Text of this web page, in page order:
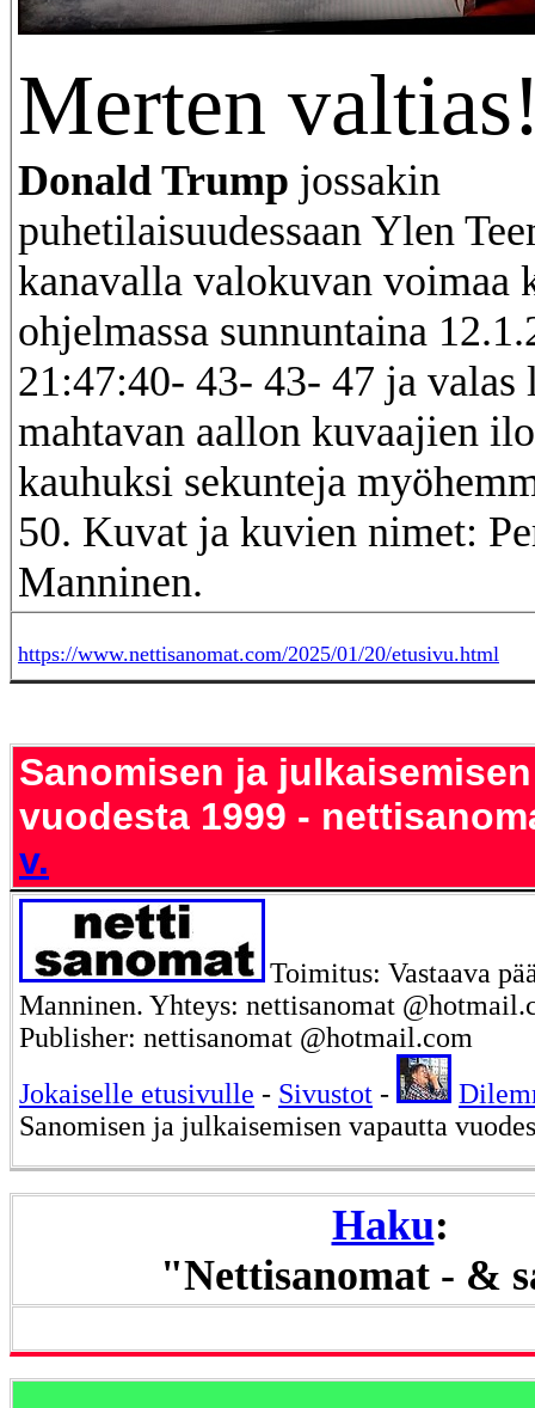
Merten
Donald Trump jossakin
puhetilaisuudessaan Ylen
kanavalla valokuvan voimaa
ohjelmassa sunnuntaina
21:47:40- 43- 43- 47 ja valas
mahtavan aallon kuvaajien
kauhuksi sekunteja
50. Kuvat ja kuvien nimet:
Manninen.
https://www.nettisanomat.com/2025/01/20/etusivu.html
Sanomisen ja
vuodesta 1999 -
v.
Toimitus: Vastaava
Manninen. Yhteys: nettisanomat
Publisher: nettisanomat @hotmail.com
Jokaiselle etusivulle - Sivustot -
Sanomisen ja julkaisemisen vapautta
Haku:
"Nettisanomat - &